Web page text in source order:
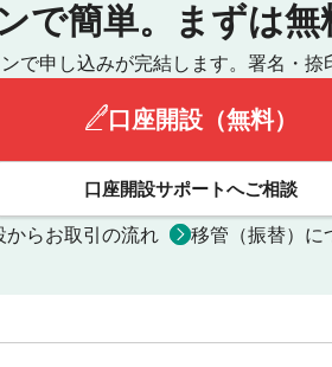
で簡単。 まずは
で申し込みが完結します。 署名・捺
口座開設（無料）
口座開設サポートへご相談
からお取引の流れ 移管（振替）に